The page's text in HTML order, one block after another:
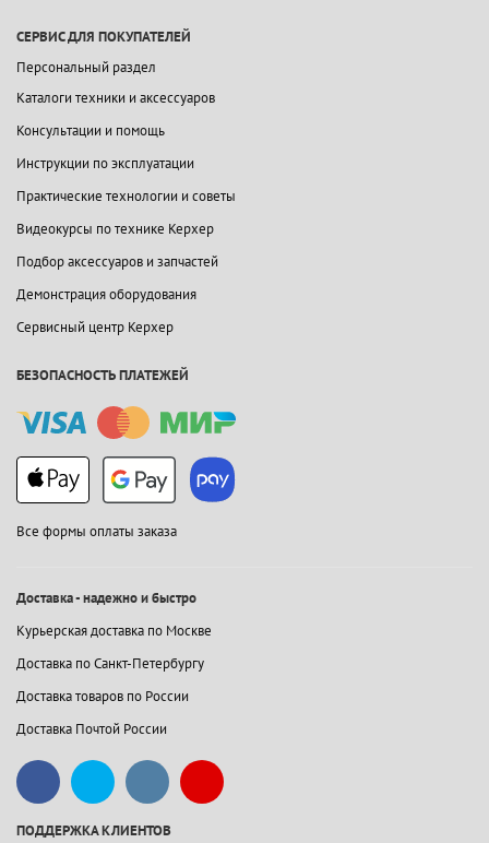
СЕРВИС ДЛЯ ПОКУПАТЕЛЕЙ
Персональный раздел
Каталоги техники и аксессуаров
Консультации и помощь
Инструкции по эксплуатации
Практические технологии и советы
Видеокурсы по технике Керхер
Подбор аксессуаров и запчастей
Демонстрация оборудования
Сервисный центр Керхер
БЕЗОПАСНОСТЬ ПЛАТЕЖЕЙ
Все формы оплаты заказа
Доставка - надежно и быстро
Курьерская доставка по Москве
Доставка по Санкт-Петербургу
Доставка товаров по России
Доставка Почтой России
ПОДДЕРЖКА КЛИЕНТОВ